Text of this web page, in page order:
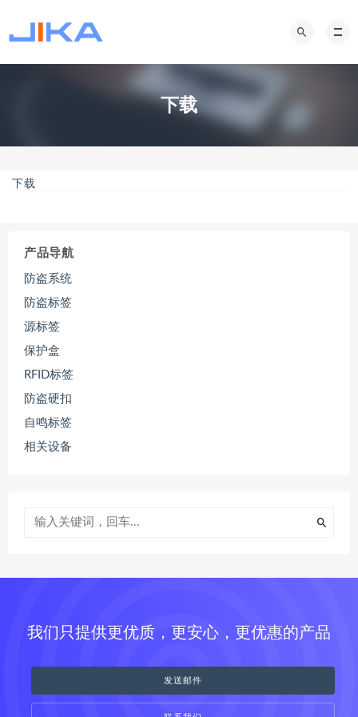
下载
下载
产品导航
防盗系统
防盗标签
源标签
保护盒
RFID标签
防盗硬扣
自鸣标签
相关设备
我们只提供更优质，更安心，更优惠的产品
发送邮件